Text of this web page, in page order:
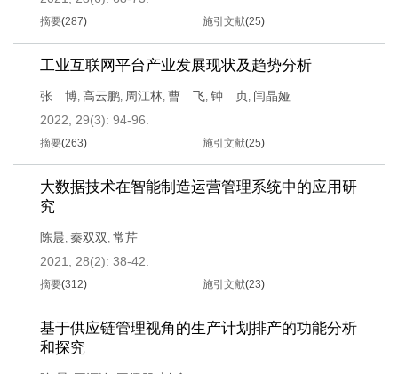
摘要(287) 施引文献(25)
工业互联网平台产业发展现状及趋势分析
张 博, 高云鹏, 周江林, 曹 飞, 钟 贞, 闫晶娅
2022, 29(3): 94-96.
摘要(263) 施引文献(25)
大数据技术在智能制造运营管理系统中的应用研
究
陈晨, 秦双双 , 常芹
2021, 28(2): 38-42.
摘要(312) 施引文献(23)
基于供应链管理视角的生产计划排产的功能分析
和探究